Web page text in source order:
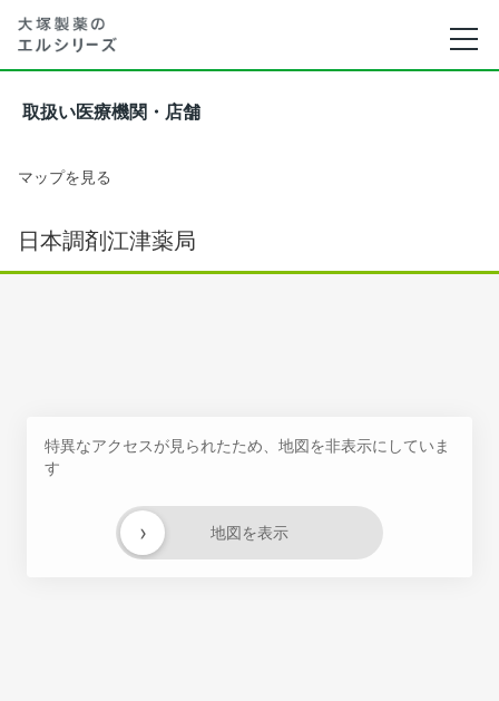
取扱い医療機関・店舗
マップを見る
日本調剤江津薬局
特異なアクセスが見られたため、地図を非表示にしていま
す
地図を表示
›